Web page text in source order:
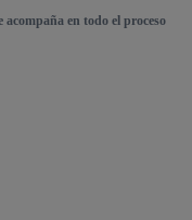
en todo el proceso